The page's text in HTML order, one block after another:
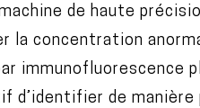
de haute
la concentration
immunofluorescence
d’identifier de manière